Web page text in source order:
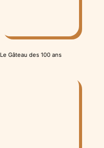
Le Gâteau des 100 ans